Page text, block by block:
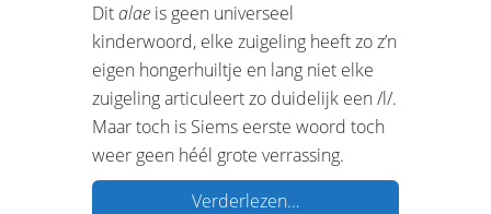
Ditalae is geen universeel
kinderwoord, elke zuigeling heeft zo z’n
eigen hongerhuiltje en lang niet elke
zuigeling articuleert zo duidelijk een /l/.
Maar toch is Siems eerste woord toch
weer geen héél grote verrassing.
Verderlezen…